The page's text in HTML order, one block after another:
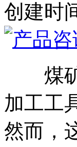
创建时
煤矿
加工工
然而，